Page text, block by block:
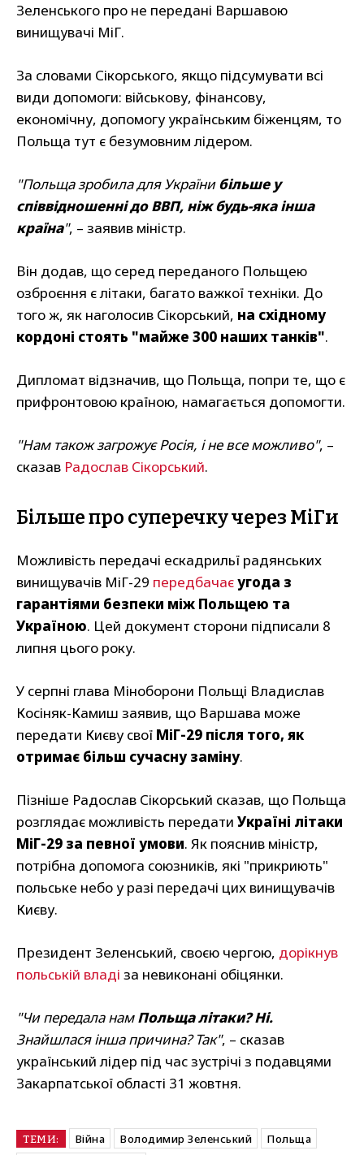
Зеленського про не передані Варшавою
винищувачі МіГ.
За словами Сікорського, якщо підсумувати всі
види допомоги: військову, фінансову,
економічну, допомогу українським біженцям, то
Польща тут є безумовним лідером.
"Польща зробила для Українибільше у
співвідношенні до ВВП, ніж будь-яка інша
країна", – заявив міністр.
Він додав, що серед переданого Польщею
озброєння є літаки, багато важкої техніки. До
того ж, як наголосив Сікорський, на східному
кордоні стоять "майже 300 наших танків".
Дипломат відзначив, що Польща, попри те, що є
прифронтовою країною, намагається допомогти.
"Нам також загрожує Росія, і не все можливо", –
сказав Радослав Сікорський.
Більше про суперечку через МіГи
Можливість передачі ескадрильї радянських
винищувачів МіГ-29 передбачаєугода з
гарантіями безпеки між Польщею та
Україною. Цей документ сторони підписали 8
липня цього року.
У серпні глава Міноборони Польщі Владислав
Косіняк-Камиш заявив, що Варшава може
передати Києву свої МіГ-29 після того, як
отримає більш сучасну заміну.
Пізніше Радослав Сікорський сказав, що Польща
розглядає можливість передати Україні літаки
МіГ-29 за певної умови. Як пояснив міністр,
потрібна допомога союзників, які "прикриють"
польське небо у разі передачі цих винищувачів
Києву.
Президент Зеленський, своєю чергою, дорікнув
польській владі за невиконані обіцянки.
"Чи передала намПольща літаки? Ні.
Знайшлася інша причина? Так", – сказав
український лідер під час зустрічі з подавцями
Закарпатської області 31 жовтня.
ТЕМИ: Війна Володимир Зеленський Польща